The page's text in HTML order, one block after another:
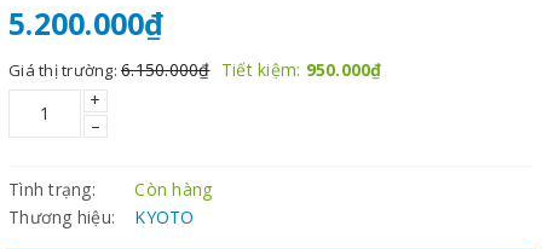
5.200.000₫
Giá thị trường: 6.150.000₫ Tiết kiệm: 950.000₫
+
–
Tình trạng:
Còn hàng
Thương hiệu:
KYOTO